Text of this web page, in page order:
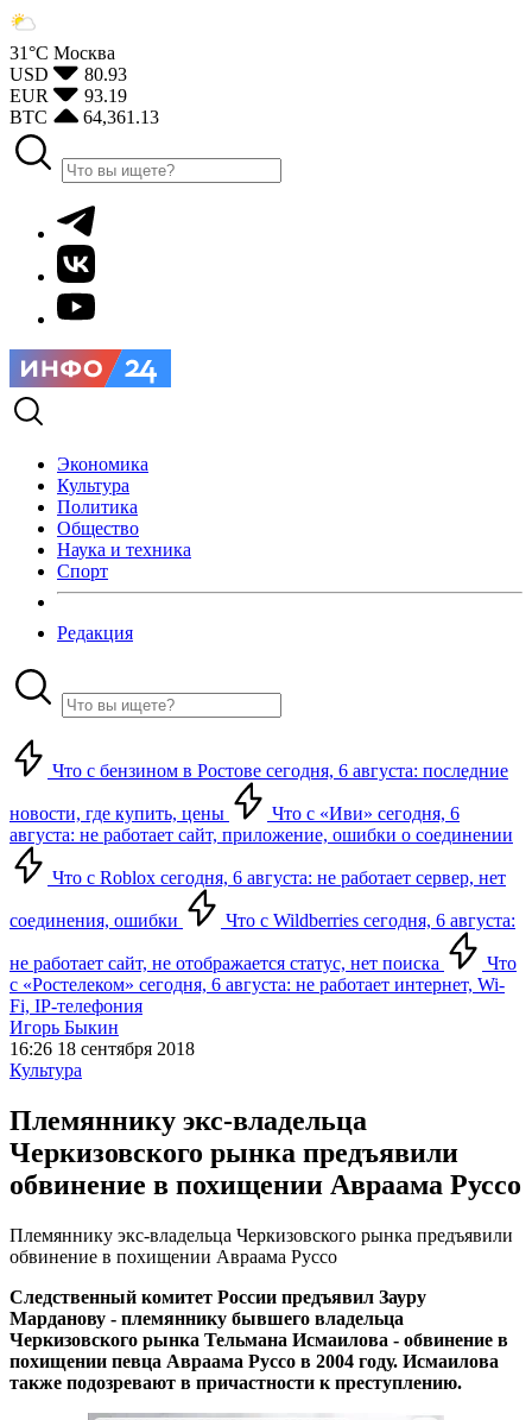
31°С Москва
USD
80.93
EUR
93.19
BTC
64,361.13
Экономика
Культура
Политика
Общество
Наука и техника
Спорт
Редакция
Что с бензином в Ростове сегодня, 6 августа: последние
новости, где купить, цены
Что с «Иви» сегодня, 6
августа: не работает сайт, приложение, ошибки о соединении
Что с Roblox сегодня, 6 августа: не работает сервер, нет
соединения, ошибки Что с Wildberries сегодня, 6 августа:
не работает сайт, не отображается статус, нет поиска
Что
с «Ростелеком» сегодня, 6 августа: не работает интернет, Wi-
Fi, IP-телефония
Игорь Быкин
16:26 18 сентября 2018
Культура
Племяннику экс-владельца
Черкизовского рынка предъявили
обвинение в похищении Авраама Руссо
Племяннику экс-владельца Черкизовского рынка предъявили
обвинение в похищении Авраама Руссо
Следственный комитет России предъявил Зауру
Марданову - племяннику бывшего владельца
Черкизовского рынка Тельмана Исмаилова - обвинение в
похищении певца Авраама Руссо в 2004 году. Исмаилова
также подозревают в причастности к преступлению.